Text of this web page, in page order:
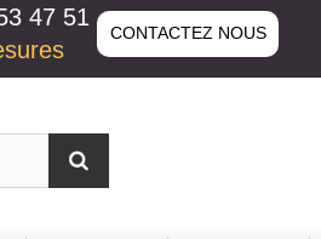
47 51
CONTACTEZ NOUS